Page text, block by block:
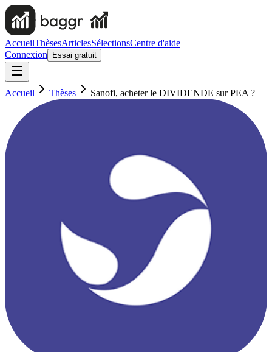
AccueilThèsesArticlesSélectionsCentre d'aide
Connexion
Essai gratuit
Accueil Thèses Sanofi, acheter le DIVIDENDE sur PEA ?